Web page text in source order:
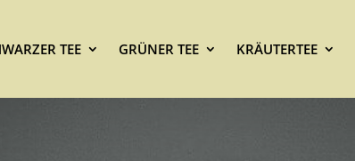
TEE GRÜNER TEE KRÄUTERTEE